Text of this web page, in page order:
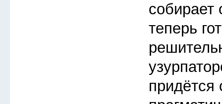
собирает
теперь
придётся